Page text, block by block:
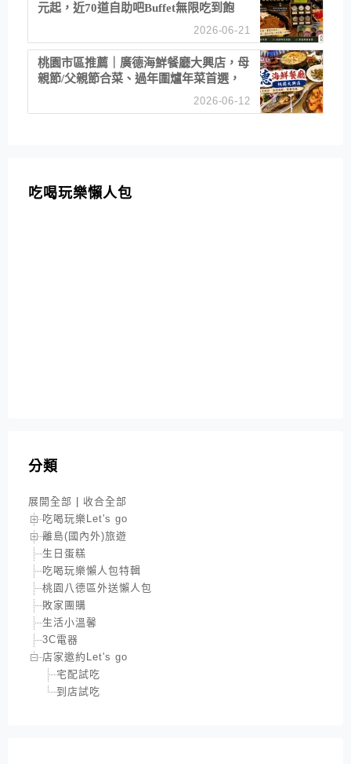
元起，近70道自助吧Buffet無限吃到飽
2026-06-21
桃園市區推薦｜廣德海鮮餐廳大興店，母
親節/父親節合菜、過年圍爐年菜首選，
2026-06-12
吃喝玩樂懶人包
分類
展開全部
收合全部
吃喝玩樂Let's go
離島(國內外)旅遊
生日蛋糕
吃喝玩樂懶人包特輯
桃園八德區外送懶人包
敗家團購
生活小溫馨
3C電器
店家邀約Let's go
宅配試吃
到店試吃